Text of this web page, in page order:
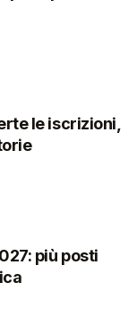
le iscrizioni,
più posti